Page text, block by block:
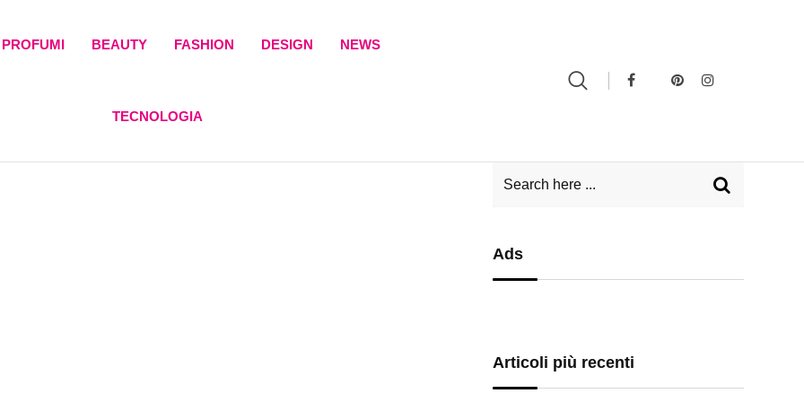
PROFUMI BEAUTY FASHION DESIGN NEWS
TECNOLOGIA
Ads
Articoli più recenti